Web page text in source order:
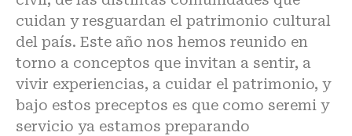
cuidan y resguardan el patrimonio cultural
del país. Este año nos hemos reunido en
torno a conceptos que invitan a sentir, a
vivir experiencias, a cuidar el patrimonio, y
bajo estos preceptos es que como seremi y
servicio ya estamos preparando